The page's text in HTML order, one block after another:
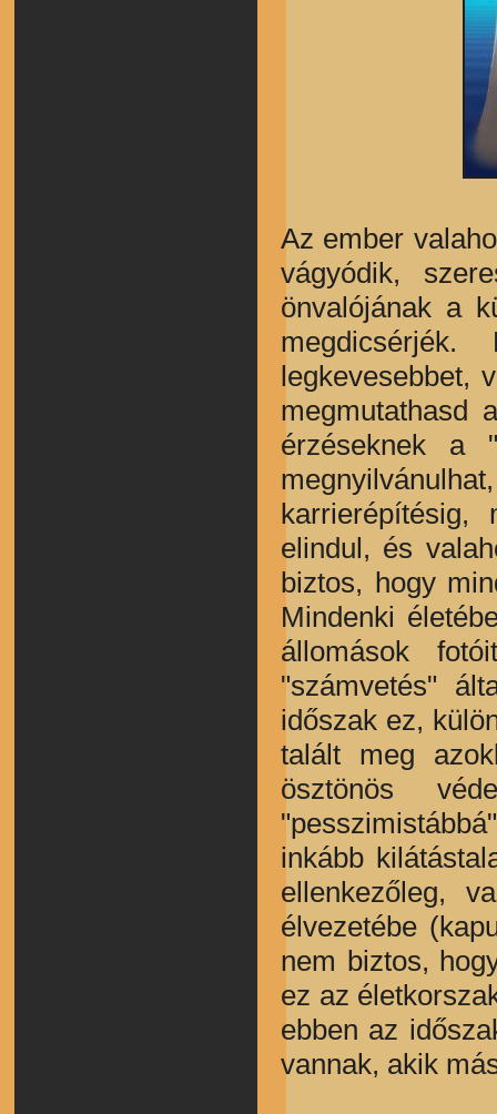
Az ember
vágyódik,
önvalójának a
legkevesebbet,
megmutathasd
érzéseknek a
elindul, és
biztos, hogy
Mindenki
állomások
"számvetés"
időszak ez,
talált meg
ösztönös
inkább
ellenkezőleg,
élvezetébe
nem biztos,
ez az
ebben az
vannak, akik